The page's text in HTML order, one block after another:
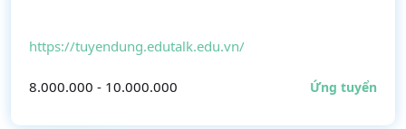
https://tuyendung.edutalk.edu.vn/
8.000.000 - 10.000.000 Ứng tuyển